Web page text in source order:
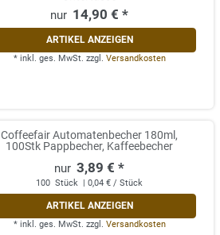
14,90 € *
ARTIKEL ANZEIGEN
* inkl. ges. MwSt. zzgl. Versandkosten
Coffeefair Automatenbecher 180ml,
100Stk Pappbecher, Kaffeebecher
3,89 € *
100 Stück | 0,04 € / Stück
ARTIKEL ANZEIGEN
* inkl. ges. MwSt. zzgl. Versandkosten